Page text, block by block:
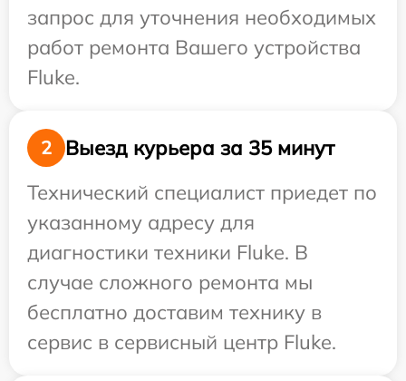
запрос для уточнения необходимых
работ ремонта Вашего устройства
Fluke.
2
Выезд курьера за 35 минут
Технический специалист приедет по
указанному адресу для
диагностики техники Fluke. В
случае сложного ремонта мы
бесплатно доставим технику в
сервис в сервисный центр Fluke.